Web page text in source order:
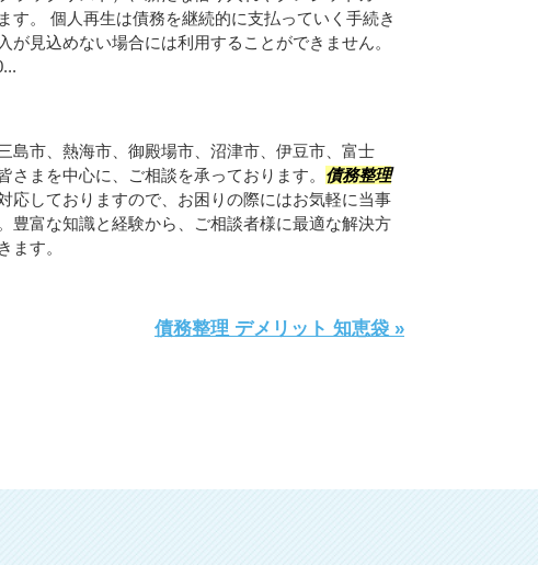
す。 個人再生は債務を継続的に支払っていく手続き
が見込めない場合には利用することができません。
島市、熱海市、御殿場市、沼津市、伊豆市、富士
さまを中心に、ご相談を承っております。 債務整理
応しておりますので、お困りの際にはお気軽に当事
豊富な知識と経験から、ご相談者様に最適な解決方
ます。
債務整理 デメリット 知恵袋 »